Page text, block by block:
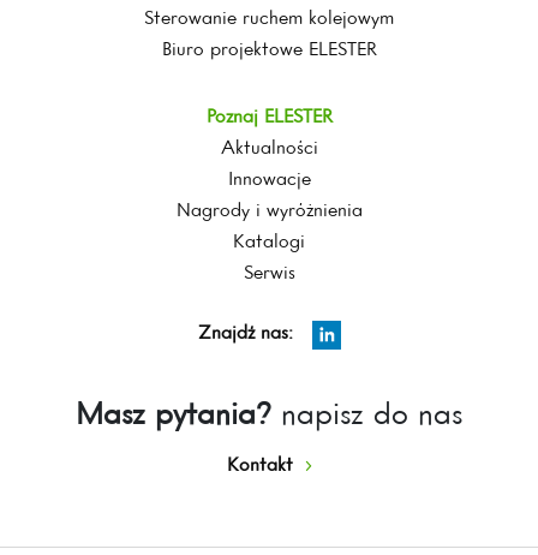
Sterowanie ruchem kolejowym
Biuro projektowe ELESTER
Poznaj ELESTER
Aktualności
Innowacje
Nagrody i wyróżnienia
Katalogi
Serwis
Znajdź nas:
Masz pytania? napisz do nas
Kontakt